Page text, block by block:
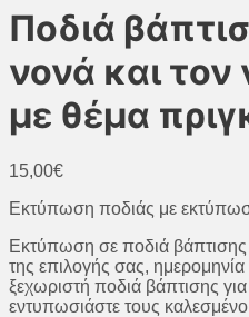
Ποδιά
νονά και τον
με θέμα
15,00€
Εκτύπωση ποδιάς με
Εκτύπωση σε ποδιά βάπτισης
της επιλογής σας,
ξεχωριστή ποδιά βάπτισης
εντυπωσιάστε τους